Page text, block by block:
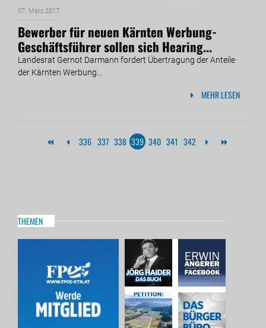
07. März 2017
Bewerber für neuen Kärnten Werbung-
Geschäftsführer sollen sich Hearing...
Landesrat Gernot Darmann fordert Übertragung der Anteile
der Kärnten Werbung...
MEHR LESEN
336 337 338 339 340 341 342
THEMEN